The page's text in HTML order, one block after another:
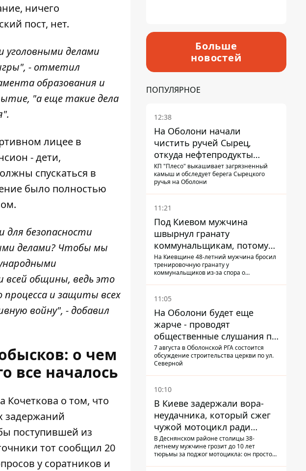
ничего
пост, нет.
уголовными делами
- отметил
образования и
"а еще такие дела
лицее в
- дети,
спускаться в
было полностью
для безопасности
делами? Чтобы мы
всей общины, ведь это
и защиты всех
войну", - добавил
о чем
все началось
о том, что
задержаний
поступившей из
тот сообщил 20
у соратников и
Больше
новостей
ПОПУЛЯРНОЕ
12:38
На Оболони начали
чистить ручей Сырец,
откуда нефтепродукты
попадали в озера
КП "Плесо" выкашивает загрязненный
камыш и обследует берега Сырецкого
ручья на Оболони
11:21
Под Киевом мужчина
швырнул гранату
коммунальщикам, потому
что не хотел платить по
квитанциям
На Киевщине 48-летний мужчина бросил
тренировочную гранату у
коммунальщиков из-за спора о
11:05
На Оболони будет еще
жарче - проводят
общественные слушания по
поводу храма УГКЦ на
Северной
7 августа в Оболонской РГА состоится
обсуждение строительства церкви по ул.
Северной
10:10
В Киеве задержали вора-
неудачника, который сжег
чужой мотоцикл ради
содержимого багажника
В Деснянском районе столицы 38-
летнему мужчине грозит до 10 лет
тюрьмы за поджог мотоцикла: он просто